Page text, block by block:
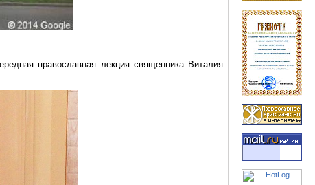
православная лекция священника Виталия